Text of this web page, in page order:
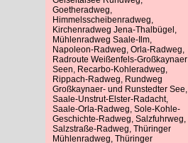
Goetheradweg,
Himmelsscheibenradweg,
Kirchenradweg Jena-Thalbügel,
Mühlenradweg Saale-Ilm,
Napoleon-Radweg, Orla-Radweg,
Radroute Weißenfels-Großkaynaer
Seen, Recarbo-Kohleradweg,
Rippach-Radweg, Rundweg
Großkaynaer- und Runstedter See,
Saale-Unstrut-Elster-Radacht,
Saale-Orla-Radweg, Sole-Kohle-
Geschichte-Radweg, Salzfuhrweg,
Salzstraße-Radweg, Thüringer
Mühlenradweg, Thüringer